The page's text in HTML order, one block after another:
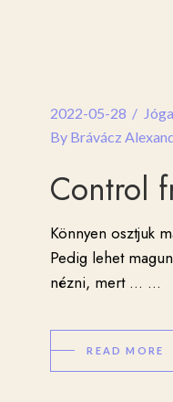
2022-05-28
By Brávácz
Control
Könnyen osztjuk
Pedig lehet
nézni, mert ... ...
READ MORE